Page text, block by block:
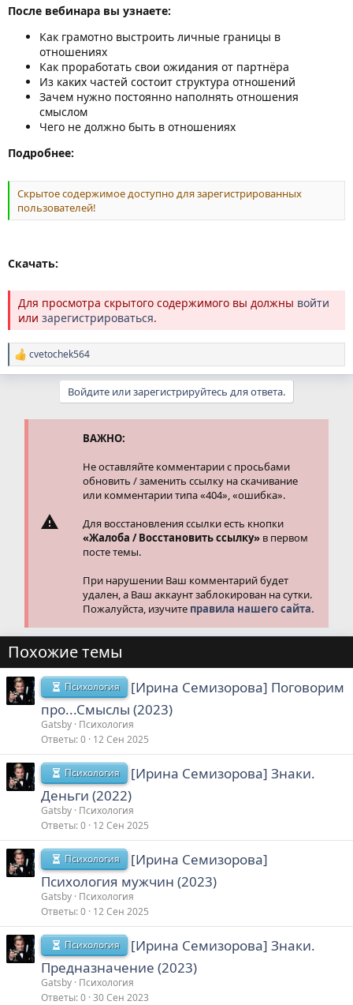
После вебинара вы узнаете:
Как грамотно выстроить личные границы в
отношениях
Как проработать свои ожидания от партнёра
Из каких частей состоит структура отношений
Зачем нужно постоянно наполнять отношения
смыслом
Чего не должно быть в отношениях
Подробнее:
Скрытое содержимое доступно для зарегистрированных
пользователей!
Скачать:
Для просмотра скрытого содержимого вы должны войти
или зарегистрироваться.
Р
е
cvetochek564
Войдите или зарегистрируйтесь для ответа.
ВАЖНО:
Не оставляйте комментарии с просьбами
обновить / заменить ссылку на скачивание
или комментарии типа «404», «ошибка».
Для восстановления ссылки есть кнопки
«Жалоба / Восстановить ссылку» в первом
посте темы.
При нарушении Ваш комментарий будет
удален, а Ваш аккаунт заблокирован на сутки.
Пожалуйста, изучите правила нашего сайта.
Похожие темы
Психология
[Ирина Семизорова] Поговорим
про...Смыслы (2023)
Gatsby Психология
Ответы 0 12 Сен 2025
Психология
[Ирина Семизорова] Знаки.
Деньги (2022)
Gatsby Психология
Ответы 0 12 Сен 2025
Психология
[Ирина Семизорова]
Психология мужчин (2023)
Gatsby Психология
Ответы 0 12 Сен 2025
Психология
[Ирина Семизорова] Знаки.
Предназначение (2023)
Gatsby Психология
Ответы 0 30 Сен 2023